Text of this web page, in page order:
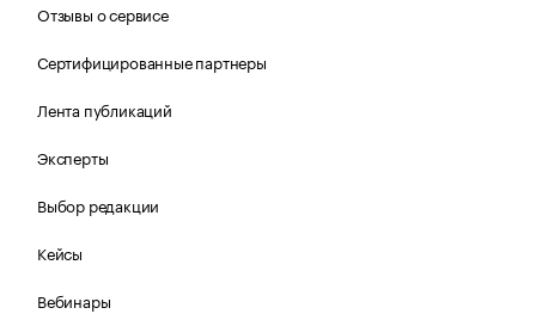
Отзывы о сервисе
Сертифицированные партнеры
Лента публикаций
Эксперты
Выбор редакции
Кейсы
Вебинары